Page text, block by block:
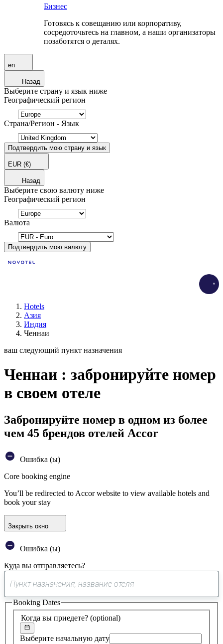
Бизнес
Готовясь к совещанию или корпоративу,
сосредоточьтесь на главном, а наши организаторы
позаботятся о деталях.
en
Назад
Выберите страну и язык ниже
Географический регион
Страна/Регион - Язык
Подтвердить мою страну и язык
EUR (€)
Назад
Выберите свою валюту ниже
Географический регион
Валюта
Подтвердить мою валюту
Hotels
Азия
Индия
Ченнаи
ваш следующий пункт назначения
Ченнаи : забронируйте номер
в своем отеле
Забронируйте номер в одном из более
чем 45 брендов отелей Accor
Ошибка (ы)
Core booking engine
You’ll be redirected to Accor website to view available hotels and
book your stay
Закрыть окно
Ошибка (ы)
Куда вы отправляетесь?
0
предложение
найдено
Когда вы приедете? (optional)
Выберите начальную дату
Booking Dates